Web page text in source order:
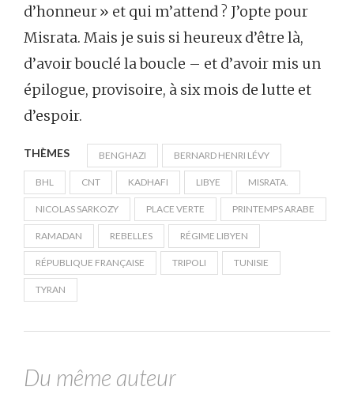
d’honneur » et qui m’attend ? J’opte pour
Misrata. Mais je suis si heureux d’être là,
d’avoir bouclé la boucle – et d’avoir mis un
épilogue, provisoire, à six mois de lutte et
d’espoir.
THÈMES BENGHAZI BERNARD HENRI LÉVY
BHL CNT KADHAFI LIBYE MISRATA.
NICOLAS SARKOZY PLACE VERTE PRINTEMPS ARABE
RAMADAN REBELLES RÉGIME LIBYEN
RÉPUBLIQUE FRANÇAISE TRIPOLI TUNISIE
TYRAN
Du même auteur